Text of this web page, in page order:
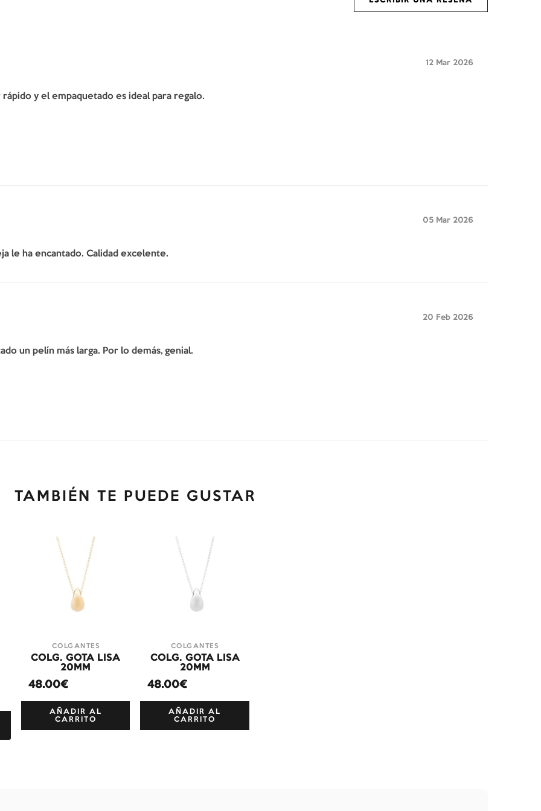
12 Mar 2026
y el empaquetado es ideal para regalo.
05 Mar 2026
le ha encantado. Calidad excelente.
20 Feb 2026
un pelín más larga. Por lo demás, genial.
TAMBIÉN TE PUEDE GUSTAR
COLGANTES
COLG. GOTA LISA
20MM
48.00€
AÑADIR AL
CARRITO
COLGANTES
COLG. GOTA LISA
20MM
48.00€
AÑADIR AL
CARRITO